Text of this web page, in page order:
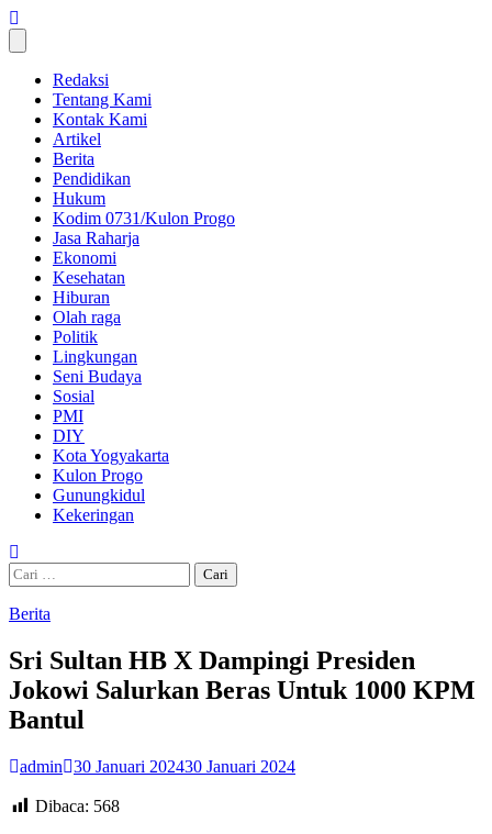
Skip
to
content
Redaksi
Tentang Kami
Kontak Kami
Artikel
Berita
Pendidikan
Hukum
Kodim 0731/Kulon Progo
Jasa Raharja
Ekonomi
Kesehatan
Hiburan
Olah raga
Politik
Lingkungan
Seni Budaya
Sosial
PMI
DIY
Kota Yogyakarta
Kulon Progo
Gunungkidul
Kekeringan
Cari
untuk:
Berita
Sri Sultan HB X Dampingi Presiden
Jokowi Salurkan Beras Untuk 1000 KPM
Bantul
admin 30 Januari 202430 Januari 2024
Dibaca: 568